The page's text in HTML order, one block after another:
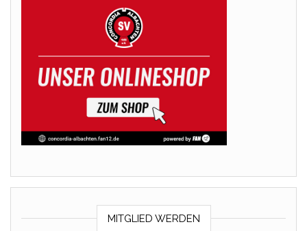
MITGLIED WERDEN